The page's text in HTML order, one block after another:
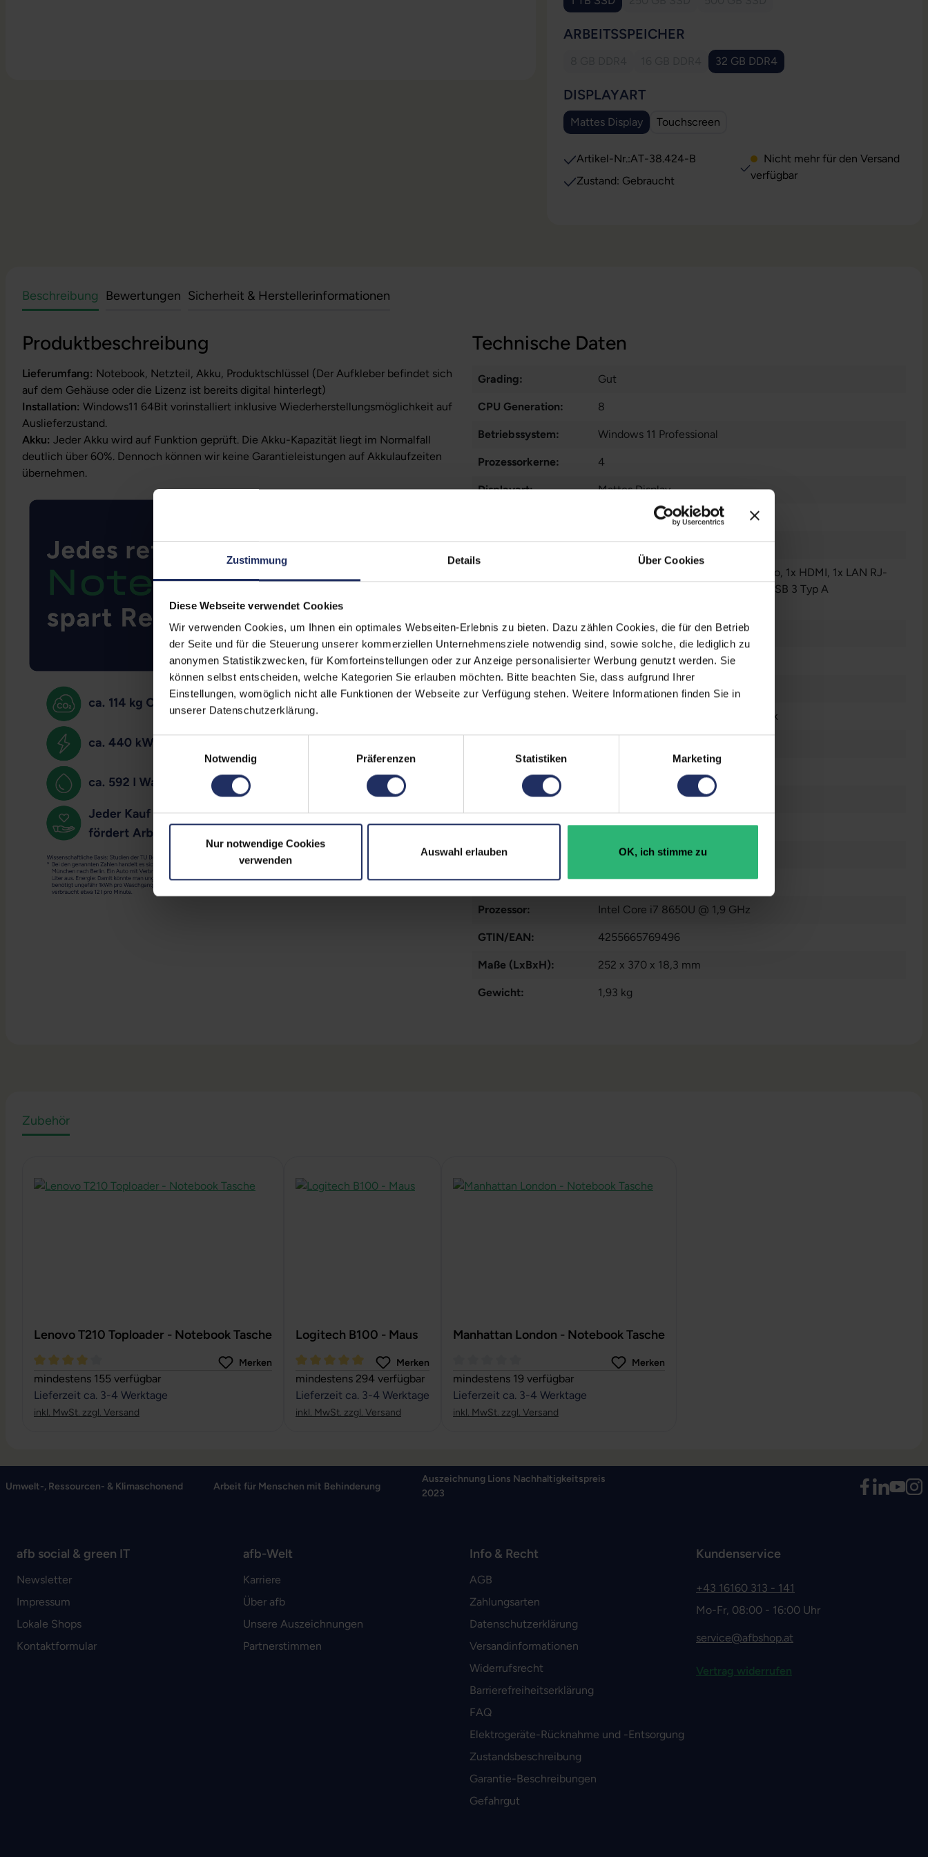
Zustimmung Details Über Cookies
Diese Webseite verwendet Cookies
Wir verwenden Cookies, um Ihnen ein optimales Webseiten-Erlebnis zu bieten. Dazu zählen Cookies, die für den Betrieb
der Seite und für die Steuerung unserer kommerziellen Unternehmensziele notwendig sind, sowie solche, die lediglich zu
anonymen Statistikzwecken, für Komforteinstellungen oder zur Anzeige personalisierter Werbung genutzt werden. Sie
können selbst entscheiden, welche Kategorien Sie erlauben möchten. Bitte beachten Sie, dass aufgrund Ihrer
Einstellungen, womöglich nicht alle Funktionen der Webseite zur Verfügung stehen. Weitere Informationen finden Sie in
unserer Datenschutzerklärung.
Einwilligungsauswahl
Notwendig
Präferenzen Statistiken Marketing
Nur notwendige Cookies
verwenden
Auswahl erlauben OK, ich stimme zu
(Diese Option ist zurzeit nicht verfügbar.)
ARBEITSSPEICHER
(Diese Option ist zurzeit nicht verfügbar.)
(Diese Option ist zurzeit nicht verfügbar.)
32 GB DDR4
(Diese Option ist zurzeit nicht verfügbar.)
DISPLAYARTAUSWÄHLEN
Mattes Display
(Diese Option ist zurzeit nicht verfügbar.)
Touchscreen
Artikel-Nr.:AT-38.424-B
Zustand: Gebraucht
verfügbar
Beschreibung Bewertungen Sicherheit & Herstellerinformationen
Produktbeschreibung
Lieferumfang: Notebook, Netzteil, Akku, Produktschlüssel (Der Aufkleber befindet sich
auf dem Gehäuse oder die Lizenz ist bereits digital hinterlegt)
Installation: Windows11 64Bit vorinstalliert inklusive Wiederherstellungsmöglichkeit auf
Auslieferzustand.
Akku: Jeder Akku wird auf Funktion geprüft. Die Akku-Kapazität liegt im Normalfall
deutlich über 60%. Dennoch können wir keine Garantieleistungen auf Akkulaufzeiten
übernehmen.
Technische Daten
Grading: Gut
CPU Generation: 8
Betriebssystem: Windows 11 Professional
Prozessorkerne: 4
Displayart: Mattes Display
Tastaturbeleuchtung: Nein
1x Audio / Mikrofon - 3.5 mm Combo, 1x HDMI, 1x LAN RJ-
, 2x USB 3 Typ A
Displaygröße: 15,6 Zoll
LTE: Nein
Displayauflösung: 1920 x 1080 FHD
Deutsch (QWERTZ) mit Ziffernblock
Fingerprintreader:
Partnerprogramm: Ja
Datenspeicher: 1 TB SSD
Arbeitsspeicher: 32 GB DDR4
Prozessor: Intel Core i7 8650U @ 1,9 GHz
GTIN/EAN: 4255665769496
Maße (LxBxH): 252 x 370 x 18,3 mm
Gewicht: 1,93 kg
Zubehör
Lenovo T210 Toploader - Notebook Tasche
Durchschnittliche Bewertung von 4 von 5 Sternen
Merken
mindestens 155 verfügbar
Lieferzeit ca. 3-4 Werktage
inkl. MwSt. zzgl. Versand
Logitech B100 - Maus
Durchschnittliche Bewertung von 5 von 5 Sternen
Merken
mindestens 294 verfügbar
Lieferzeit ca. 3-4 Werktage
inkl. MwSt. zzgl. Versand
Manhattan London - Notebook Tasche
Durchschnittliche Bewertung von 0 von 5 Sternen
Merken
mindestens 19 verfügbar
Lieferzeit ca. 3-4 Werktage
inkl. MwSt. zzgl. Versand
Umwelt-, Ressourcen- & Klimaschonend Arbeit für Menschen mit Behinderung
Auszeichnung Lions Nachhaltigkeitspreis
2023
afb social & green IT
Newsletter
Impressum
Lokale Shops
Kontaktformular
afb-Welt
Karriere
Über afb
Unsere Auszeichnungen
Partnerstimmen
Info & Recht
AGB
Zahlungsarten
Datenschutzerklärung
Versandinformationen
Widerrufsrecht
Barrierefreiheitserklärung
FAQ
Elektrogeräte-Rücknahme und -Entsorgung
Zustandsbeschreibung
Garantie-Beschreibungen
Gefahrgut
Kundenservice
+43 16160 313 - 141
Mo-Fr, 08:00 - 16:00 Uhr
service@afbshop.at
Vertrag widerrufen